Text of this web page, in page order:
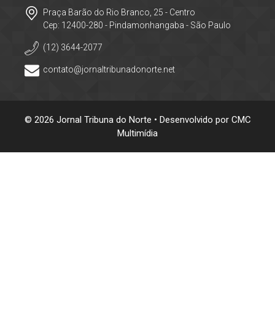
Praça Barão do Rio Branco, 25 - Centro
Cep: 12400-280 - Pindamonhangaba - São Paulo
(12) 3644-2077
contato@jornaltribunadonorte.net
© 2026 Jornal Tribuna do Norte • Desenvolvido por CMC
Multimídia